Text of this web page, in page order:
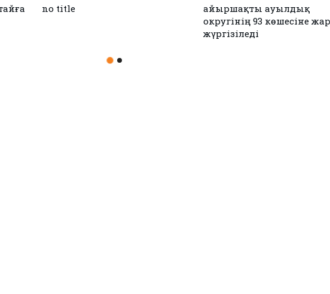
ЕЭО одағы мен Иран келісімге
Аудандық мәслихаттың 12-
сессиясы өтті